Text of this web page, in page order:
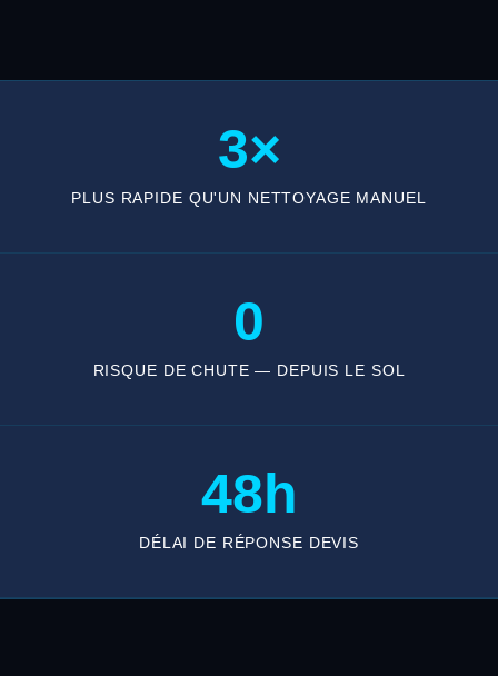
3×
PLUS RAPIDE QU'UN NETTOYAGE MANUEL
0
RISQUE DE CHUTE — DEPUIS LE SOL
48h
DÉLAI DE RÉPONSE DEVIS